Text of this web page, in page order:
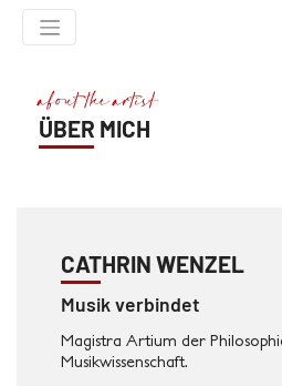
UNTERRICHT
TERMINE
about the artist
ÜBER MICH
CATHRIN WENZEL
Musik verbindet
Magistra Artium der
Musikwissenschaft.